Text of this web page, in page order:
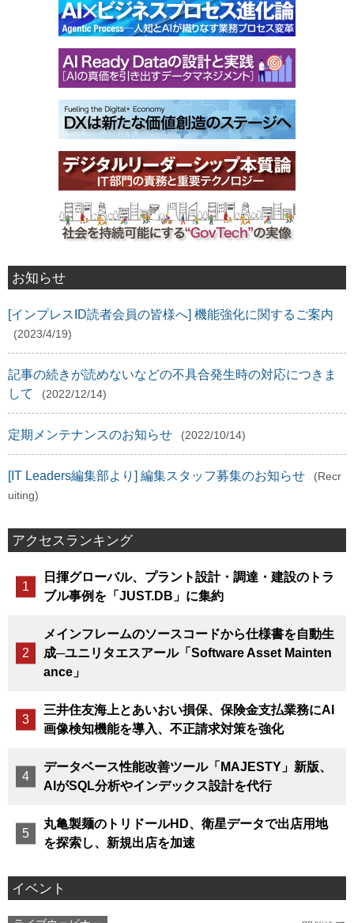
お知らせ
[インプレスID読者会員の皆様へ] 機能強化に関するご案内
(2023/4/19)
記事の続きが読めないなどの不具合発生時の対応につきま
して
(2022/12/14)
定期メンテナンスのお知らせ (2022/10/14)
[IT Leaders編集部より] 編集スタッフ募集のお知らせ
(Recr
uiting)
アクセスランキング
日揮グローバル、プラント設計・調達・建設のトラ
ブル事例を「JUST.DB」に集約
メインフレームのソースコードから仕様書を自動生
成─ユニリタエスアール「Software Asset Mainten
ance」
三井住友海上とあいおい損保、保険金支払業務にAI
画像検知機能を導入、不正請求対策を強化
データベース性能改善ツール「MAJESTY」新版、
AIがSQL分析やインデックス設計を代行
丸亀製麺のトリドールHD、衛星データで出店用地
を探索し、新規出店を加速
イベント